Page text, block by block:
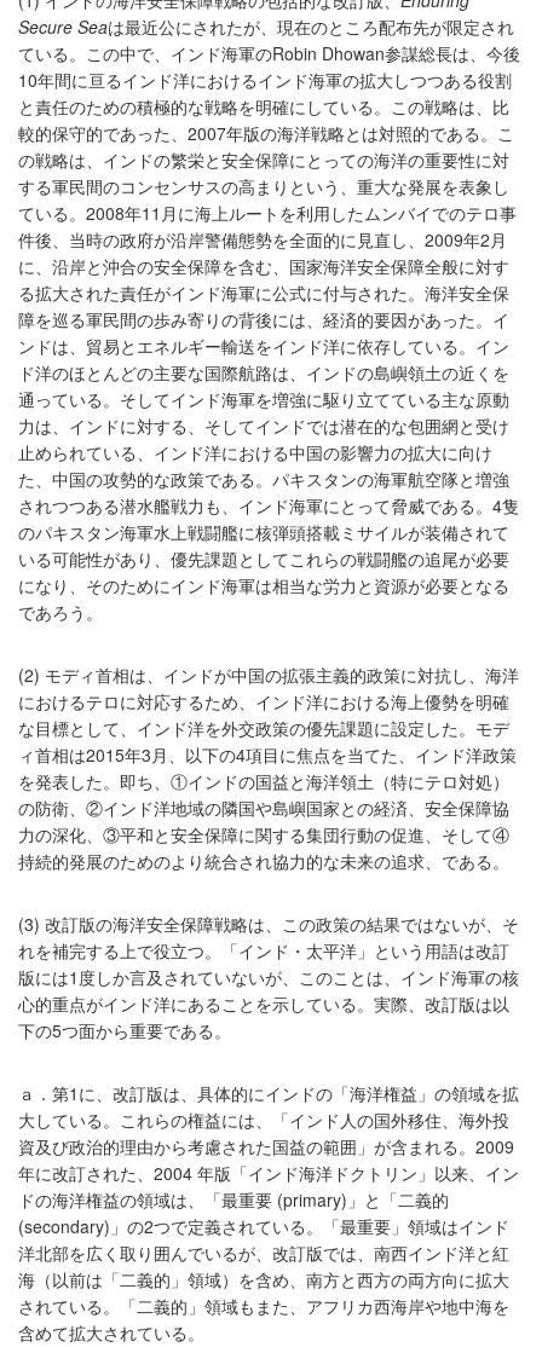
Secure Seaは最近公にされたが、現在のところ配布先が限定され
ている。この中で、インド海軍のRobin Dhowan参謀総長は、今後
10年間に亘るインド洋におけるインド海軍の拡大しつつある役割
と責任のための積極的な戦略を明確にしている。この戦略は、比
較的保守的であった、2007年版の海洋戦略とは対照的である。こ
の戦略は、インドの繁栄と安全保障にとっての海洋の重要性に対
する軍民間のコンセンサスの高まりという、重大な発展を表象し
ている。2008年11月に海上ルートを利用したムンバイでのテロ事
件後、当時の政府が沿岸警備態勢を全面的に見直し、2009年2月
に、沿岸と沖合の安全保障を含む、国家海洋安全保障全般に対す
る拡大された責任がインド海軍に公式に付与された。海洋安全保
障を巡る軍民間の歩み寄りの背後には、経済的要因があった。イ
ンドは、貿易とエネルギー輸送をインド洋に依存している。イン
ド洋のほとんどの主要な国際航路は、インドの島嶼領土の近くを
通っている。そしてインド海軍を増強に駆り立てている主な原動
力は、インドに対する、そしてインドでは潜在的な包囲網と受け
止められている、インド洋における中国の影響力の拡大に向け
た、中国の攻勢的な政策である。パキスタンの海軍航空隊と増強
されつつある潜水艦戦力も、インド海軍にとって脅威である。4隻
のパキスタン海軍水上戦闘艦に核弾頭搭載ミサイルが装備されて
いる可能性があり、優先課題としてこれらの戦闘艦の追尾が必要
になり、そのためにインド海軍は相当な労力と資源が必要となる
であろう。
(2) モディ首相は、インドが中国の拡張主義的政策に対抗し、海洋
におけるテロに対応するため、インド洋における海上優勢を明確
な目標として、インド洋を外交政策の優先課題に設定した。モデ
ィ首相は2015年3月、以下の4項目に焦点を当てた、インド洋政策
を発表した。即ち、①インドの国益と海洋領土（特にテロ対処）
の防衛、②インド洋地域の隣国や島嶼国家との経済、安全保障協
力の深化、③平和と安全保障に関する集団行動の促進、そして④
持続的発展のためのより統合され協力的な未来の追求、である。
(3) 改訂版の海洋安全保障戦略は、この政策の結果ではないが、そ
れを補完する上で役立つ。「インド・太平洋」という用語は改訂
版には1度しか言及されていないが、このことは、インド海軍の核
心的重点がインド洋にあることを示している。実際、改訂版は以
下の5つ面から重要である。
ａ．第1に、改訂版は、具体的にインドの「海洋権益」の領域を拡
大している。これらの権益には、「インド人の国外移住、海外投
資及び政治的理由から考慮された国益の範囲」が含まれる。2009
年に改訂された、2004 年版「インド海洋ドクトリン」以来、イン
ドの海洋権益の領域は、「最重要 (primary)」と「二義的
(secondary)」の2つで定義されている。「最重要」領域はインド
洋北部を広く取り囲んでいるが、改訂版では、南西インド洋と紅
海（以前は「二義的」領域）を含め、南方と西方の両方向に拡大
されている。「二義的」領域もまた、アフリカ西海岸や地中海を
含めて拡大されている。